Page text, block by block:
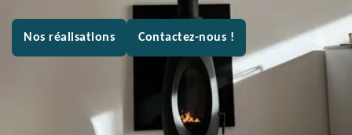
Nos réalisations Contactez-nous !